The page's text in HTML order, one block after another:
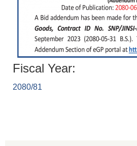
Fiscal Year:
2080/81